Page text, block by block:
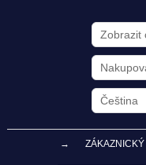
→